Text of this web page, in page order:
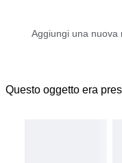
Questo oggetto era